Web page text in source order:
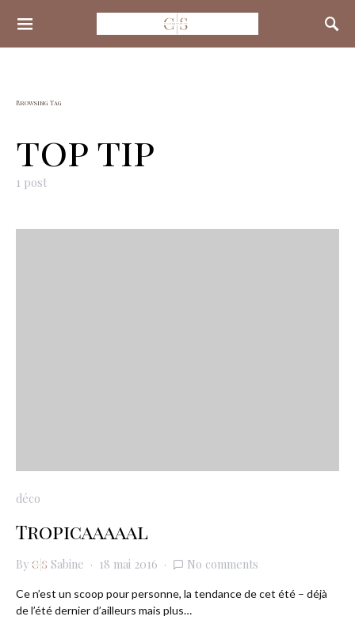
Search for:
Browsing Tag
top tip
1 post
déco
Tropicaaaaal
By Sabine 18 mai 2016 No comments
Ce n’est un scoop pour personne, la tendance de cet été – déjà
de l’été dernier d’ailleurs mais plus…